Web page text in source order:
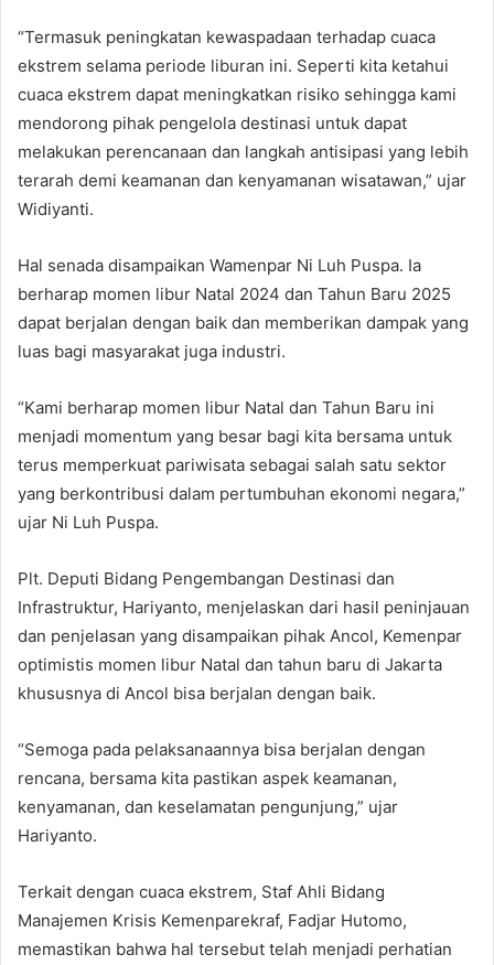
“Termasuk peningkatan kewaspadaan terhadap cuaca
ekstrem selama periode liburan ini. Seperti kita ketahui
cuaca ekstrem dapat meningkatkan risiko sehingga kami
mendorong pihak pengelola destinasi untuk dapat
melakukan perencanaan dan langkah antisipasi yang lebih
terarah demi keamanan dan kenyamanan wisatawan,” ujar
Widiyanti.
Hal senada disampaikan Wamenpar Ni Luh Puspa. Ia
berharap momen libur Natal 2024 dan Tahun Baru 2025
dapat berjalan dengan baik dan memberikan dampak yang
luas bagi masyarakat juga industri.
“Kami berharap momen libur Natal dan Tahun Baru ini
menjadi momentum yang besar bagi kita bersama untuk
terus memperkuat pariwisata sebagai salah satu sektor
yang berkontribusi dalam pertumbuhan ekonomi negara,”
ujar Ni Luh Puspa.
Plt. Deputi Bidang Pengembangan Destinasi dan
Infrastruktur, Hariyanto, menjelaskan dari hasil peninjauan
dan penjelasan yang disampaikan pihak Ancol, Kemenpar
optimistis momen libur Natal dan tahun baru di Jakarta
khususnya di Ancol bisa berjalan dengan baik.
“Semoga pada pelaksanaannya bisa berjalan dengan
rencana, bersama kita pastikan aspek keamanan,
kenyamanan, dan keselamatan pengunjung,” ujar
Hariyanto.
Terkait dengan cuaca ekstrem, Staf Ahli Bidang
Manajemen Krisis Kemenparekraf, Fadjar Hutomo,
memastikan bahwa hal tersebut telah menjadi perhatian